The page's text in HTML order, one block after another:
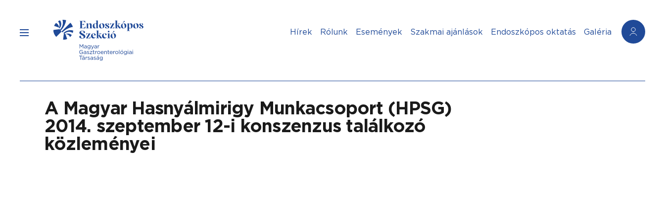
Hírek Rólunk Események Szakmai ajánlások Endoszkópos oktatás Galéria
A Magyar Hasnyálmirigy Munkacsoport (HPSG)
2014. szeptember 12-i konszenzus találkozó
közleményei